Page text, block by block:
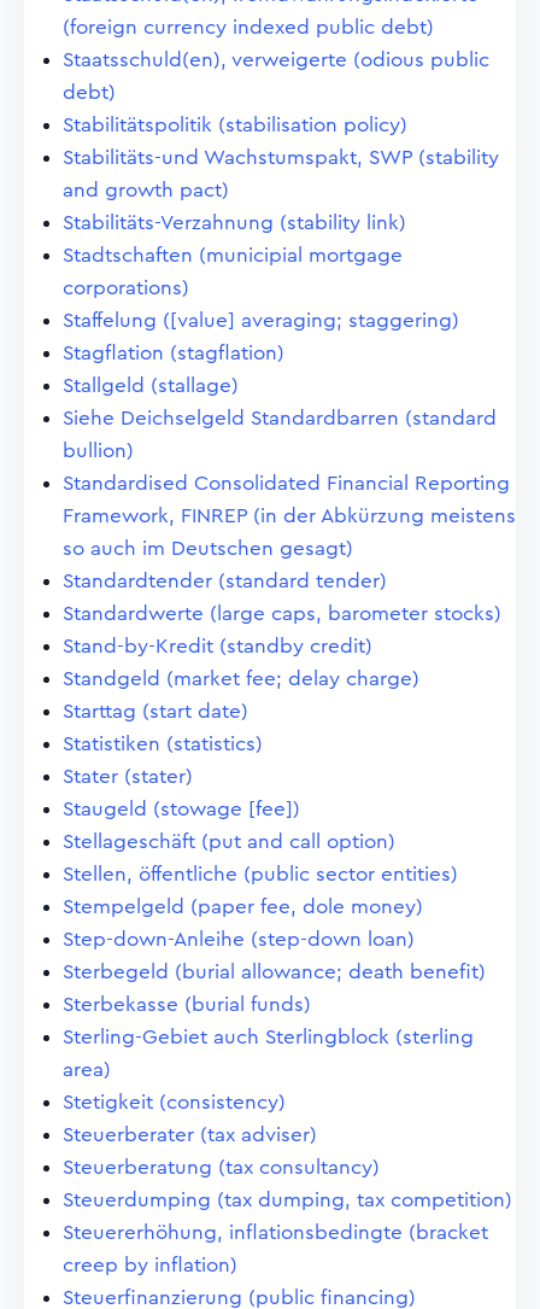
(foreign currency indexed public debt)
Staatsschuld(en), verweigerte (odious public
debt)
Stabilitätspolitik (stabilisation policy)
Stabilitäts-und Wachstumspakt, SWP (stability
and growth pact)
Stabilitäts-Verzahnung (stability link)
Stadtschaften (municipial mortgage
corporations)
Staffelung ([value] averaging; staggering)
Stagflation (stagflation)
Stallgeld (stallage)
Siehe Deichselgeld Standardbarren (standard
bullion)
Standardised Consolidated Financial Reporting
Framework, FINREP (in der Abkürzung meistens
so auch im Deutschen gesagt)
Standardtender (standard tender)
Standardwerte (large caps, barometer stocks)
Stand-by-Kredit (standby credit)
Standgeld (market fee; delay charge)
Starttag (start date)
Statistiken (statistics)
Stater (stater)
Staugeld (stowage [fee])
Stellageschäft (put and call option)
Stellen, öffentliche (public sector entities)
Stempelgeld (paper fee, dole money)
Step-down-Anleihe (step-down loan)
Sterbegeld (burial allowance; death benefit)
Sterbekasse (burial funds)
Sterling-Gebiet auch Sterlingblock (sterling
area)
Stetigkeit (consistency)
Steuerberater (tax adviser)
Steuerberatung (tax consultancy)
Steuerdumping (tax dumping, tax competition)
Steuererhöhung, inflationsbedingte (bracket
creep by inflation)
Steuerfinanzierung (public financing)